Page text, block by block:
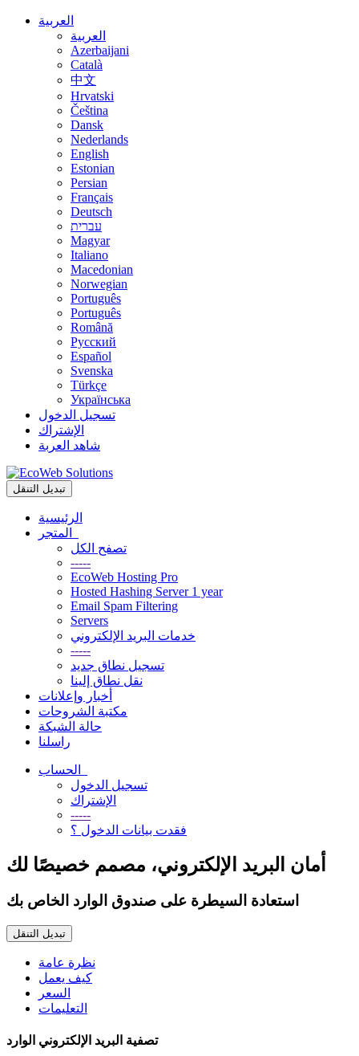
العربية
العربية
Azerbaijani
Català
中文
Hrvatski
Čeština
Dansk
Nederlands
English
Estonian
Persian
Français
Deutsch
עברית
Magyar
Italiano
Macedonian
Norwegian
Português
Português
Română
Русский
Español
Svenska
Türkçe
Українська
تسجيل الدخول
الإشتراك
شاهد العربة
تبديل التنقل
الرئيسية
تصفح الكل
-----
EcoWeb Hosting Pro
Hosted Hashing Server 1 year
Email Spam Filtering
Servers
خدمات البريد الإلكتروني
-----
تسجيل نطاق جديد
نقل نطاق إلينا
أخبار وإعلانات
مكتبة الشروحات
حالة الشبكة
راسلنا
تسجيل الدخول
الإشتراك
-----
فقدت بيانات الدخول ؟
أمان البريد الإلكتروني، مصمم خصيصًا لك
استعادة السيطرة على صندوق الوارد الخاص بك
تبديل التنقل
نظرة عامة
كيف يعمل
السعر
التعليمات
تصفية البريد الإلكتروني الوارد